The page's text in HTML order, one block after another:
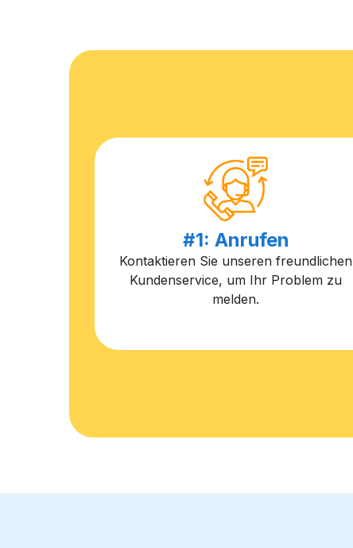
#1: Anrufen
Kontaktieren Sie unseren freundlichen
Kundenservice, um Ihr Problem zu
melden.